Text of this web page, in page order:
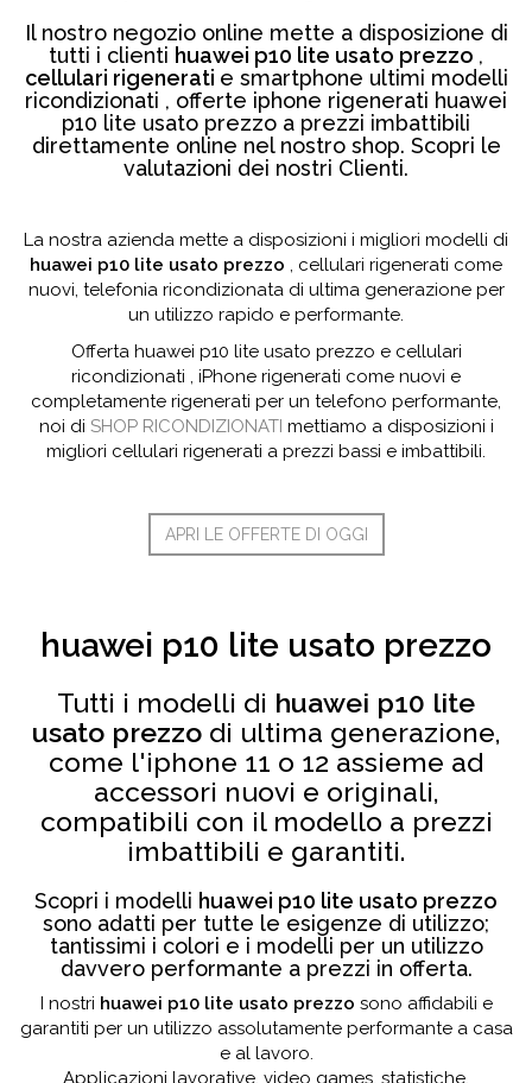
Il nostro negozio online mette a disposizione di
tutti i clienti huawei p10 lite usato prezzo ,
cellulari rigenerati e smartphone ultimi modelli
ricondizionati , offerte iphone rigenerati huawei
p10 lite usato prezzo a prezzi imbattibili
direttamente online nel nostro shop. Scopri le
valutazioni dei nostri Clienti.
La nostra azienda mette a disposizioni i migliori modelli di
huawei p10 lite usato prezzo , cellulari rigenerati come
nuovi, telefonia ricondizionata di ultima generazione per
un utilizzo rapido e performante.
Offerta huawei p10 lite usato prezzo e cellulari
ricondizionati , iPhone rigenerati come nuovi e
completamente rigenerati per un telefono performante,
noi di SHOP RICONDIZIONATI mettiamo a disposizioni i
migliori cellulari rigenerati a prezzi bassi e imbattibili.
APRI LE OFFERTE DI OGGI
huawei p10 lite usato prezzo
Tutti i modelli di huawei p10 lite
usato prezzo di ultima generazione,
come l'iphone 11 o 12 assieme ad
accessori nuovi e originali,
compatibili con il modello a prezzi
imbattibili e garantiti.
Scopri i modelli huawei p10 lite usato prezzo
sono adatti per tutte le esigenze di utilizzo;
tantissimi i colori e i modelli per un utilizzo
davvero performante a prezzi in offerta.
I nostri huawei p10 lite usato prezzo sono affidabili e
garantiti per un utilizzo assolutamente performante a casa
e al lavoro.
Applicazioni lavorative, video games, statistiche,